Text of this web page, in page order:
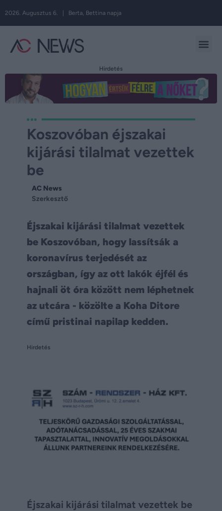
2026. Augusztus 6. | Berta, Bettina napja
Hirdetés
Koszovóban éjszakai
kijárási tilalmat vezettek
be
AC News
Szerkesztő
Éjszakai kijárási tilalmat vezettek
be Koszovóban, hogy lassítsák a
koronavírus terjedését az
országban, így az ott lakók éjfél és
hajnali öt óra között nem léphetnek
az utcára - közölte a Koha Ditore
című pristinai napilap kedden.
Hirdetés
Éjszakai kijárási tilalmat vezettek be